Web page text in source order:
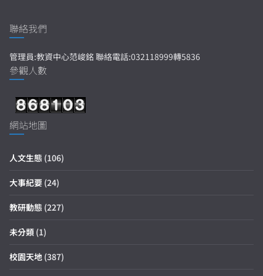
聯絡我們
管理員:教資中心范峻銘 聯絡電話:032118999轉5836
參觀人數
網站地圖
人文生態 (106)
大事紀要 (24)
教研動態 (227)
未分類 (1)
校園天地 (387)